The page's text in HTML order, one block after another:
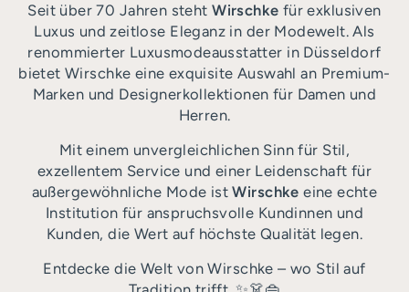
Seit über 70 Jahren stehtWirschke für exklusiven
Luxus und zeitlose Eleganz in der Modewelt. Als
renommierter Luxusmodeausstatter in Düsseldorf
bietet Wirschke eine exquisite Auswahl an Premium-
Marken und Designerkollektionen für Damen und
Herren.
Mit einem unvergleichlichen Sinn für Stil,
exzellentem Service und einer Leidenschaft für
außergewöhnliche Mode istWirschke eine echte
Institution für anspruchsvolle Kundinnen und
Kunden, die Wert auf höchste Qualität legen.
Entdecke die Welt von Wirschke – wo Stil auf